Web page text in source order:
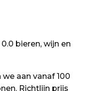
bieren, wijn en
aan vanaf 100
Richtlijn prijs